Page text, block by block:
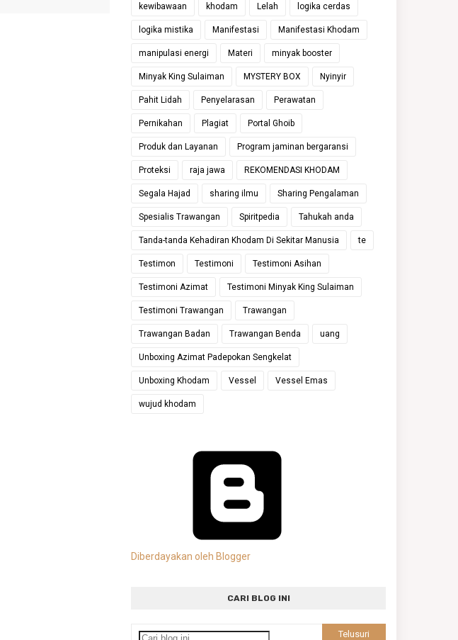
kewibawaan khodam Lelah logika cerdas
logika mistika Manifestasi Manifestasi Khodam
manipulasi energi Materi minyak booster
Minyak King Sulaiman MYSTERY BOX Nyinyir
Pahit Lidah Penyelarasan Perawatan
Pernikahan Plagiat Portal Ghoib
Produk dan Layanan Program jaminan bergaransi
Proteksi raja jawa REKOMENDASI KHODAM
Segala Hajad sharing ilmu Sharing Pengalaman
Spesialis Trawangan Spiritpedia Tahukah anda
Tanda-tanda Kehadiran Khodam Di Sekitar Manusia te
Testimon Testimoni Testimoni Asihan
Testimoni Azimat Testimoni Minyak King Sulaiman
Testimoni Trawangan Trawangan
Trawangan Badan Trawangan Benda uang
Unboxing Azimat Padepokan Sengkelat
Unboxing Khodam Vessel Vessel Emas
wujud khodam
Diberdayakan oleh Blogger
CARI BLOG INI